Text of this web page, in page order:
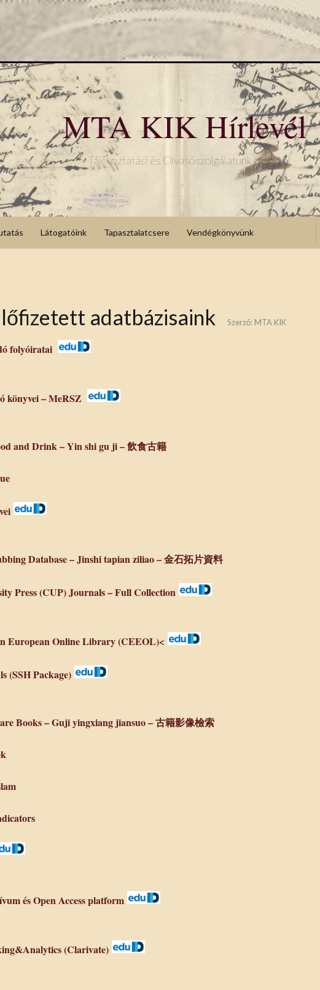
MTA KIK Hírlevél
Tájékoztatási és Olvasószolgálatunk blogja
Látogatóink Tapasztalatcsere Vendégkönyvünk
adatbázisaink Szerző: MTA KIK
folyóiratai
könyvei – MeRSZ
and Drink – Yin shi gu ji – 飲食古籍
Database – Jinshi tapian ziliao – 金石拓片資料
Press (CUP) Journals – Full Collection
European Online Library (CEEOL)<
(SSH Package)
Books – Guji yingxiang jiansuo – 古籍影像檢索
és Open Access platform
(Clarivate)